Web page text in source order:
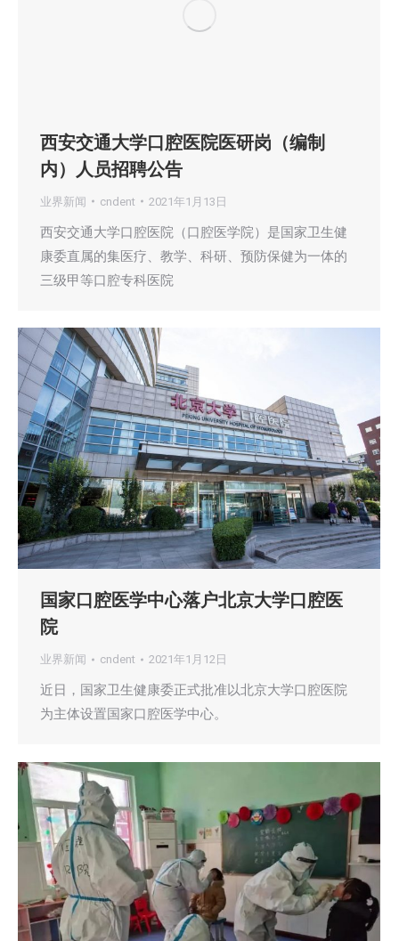
西安交通大学口腔医院医研岗（编制
内）人员招聘公告
业界新闻 cndent 2021年1月13日
西安交通大学口腔医院（口腔医学院）是国家卫生健
康委直属的集医疗、教学、科研、预防保健为一体的
三级甲等口腔专科医院
国家口腔医学中心落户北京大学口腔医
院
业界新闻 cndent 2021年1月12日
近日，国家卫生健康委正式批准以北京大学口腔医院
为主体设置国家口腔医学中心。